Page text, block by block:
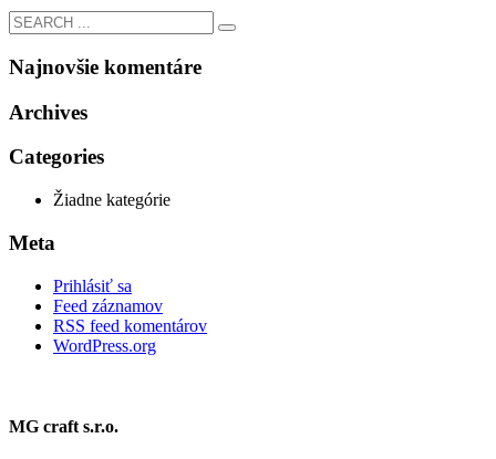
Najnovšie komentáre
Archives
Categories
Žiadne kategórie
Meta
Prihlásiť sa
Feed záznamov
RSS feed komentárov
WordPress.org
MG craft s.r.o.